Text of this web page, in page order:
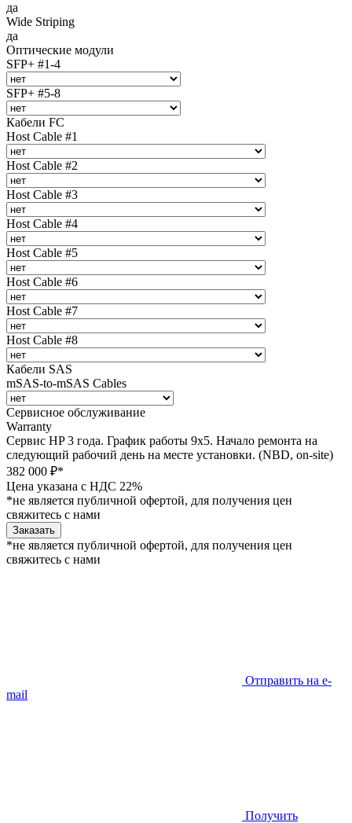
да
Wide Striping
да
Оптические модули
SFP+ #1-4
SFP+ #5-8
Кабели FC
Host Cable #1
Host Cable #2
Host Cable #3
Host Cable #4
Host Cable #5
Host Cable #6
Host Cable #7
Host Cable #8
Кабели SAS
mSAS-to-mSAS Cables
Сервисное обслуживание
Warranty
Сервис HP 3 года. График работы 9х5. Начало ремонта на
следующий рабочий день на месте установки. (NBD, on-site)
382 000 ₽*
Цена указана с НДС 22%
*не является публичной офертой, для получения цен
свяжитесь с нами
Заказать
*не является публичной офертой, для получения цен
свяжитесь с нами
Отправить на e-
mail
Получить